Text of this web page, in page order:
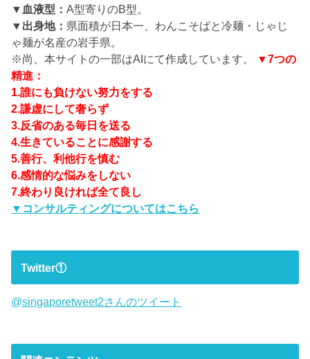
▼血液型：A型寄りのB型。
▼出身地： 県面積が日本一、わんこそばと冷麺・じゃじ
ゃ麺が名産の岩手県。
※尚、本サイトの一部はAIにて作成しています。
▼7つの
精進：
1.誰にも負けない努力をする
2.謙虚にして奢らず
3.反省のある毎日を送る
4.生きていることに感謝する
5.善行、利他行を慎む
6.感情的な悩みをしない
7.終わり良ければ全て良し
▼コンサルティングについてはこちら
Twitter①
@singaporetweet2さんのツイート